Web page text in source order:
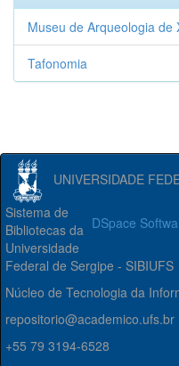
Museu de Arqueologia de
Tafonomia
UNIVERSIDADE
DSpace
Sistema de
Bibliotecas da
Universidade
Federal de Sergipe - SIBIUFS
Núcleo de Tecnologia da
repositorio@academico.ufs.br
+55 79 3194-6528